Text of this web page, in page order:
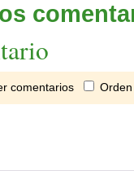
comentarios